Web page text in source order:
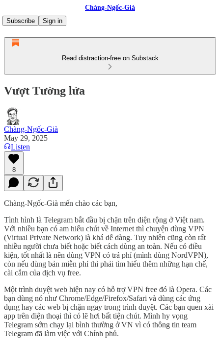
Chàng-Ngốc-Già
Subscribe
Sign in
Read distraction-free on Substack
Vượt Tường lửa
Chàng-Ngốc-Già
May 29, 2025
Listen
8
Chàng-Ngốc-Già mến chào các bạn,
Tình hình là Telegram bắt đầu bị chặn trên diện rộng ở Việt nam.
Với nhiều bạn có am hiểu chút về Internet thì chuyện dùng VPN
(Virtual Private Network) là khá dễ dàng. Tuy nhiên cũng còn rất
nhiều người chưa biết hoặc biết cách dùng an toàn. Nếu có điều
kiện, tốt nhất là nên dùng VPN có trả phí (mình dùng NordVPN),
còn nếu dùng bản miễn phí thì phải tìm hiểu thêm những hạn chế,
cài cắm của dịch vụ free.
Một trình duyệt web hiện nay có hỗ trợ VPN free đó là Opera. Các
bạn dùng nó như Chrome/Edge/Firefox/Safari và dùng các ứng
dụng hay các web bị chặn ngay trong trình duyệt. Các bạn quen xài
app trên điện thoại thì có lẽ hơi bất tiện chút. Mình hy vọng
Telegram sớm chạy lại bình thường ở VN vì có thông tin team
Telegram đã làm việc với Chính phủ.